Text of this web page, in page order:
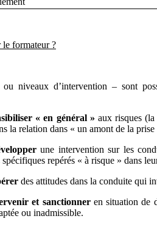
le formateur ?
niveaux d’intervention – sont
« en général » aux risques
la relation dans « un amont de la
une intervention sur les
repérés « à risque » dans
des attitudes dans la conduite qui
et sanctionner en situation de
ou inadmissible.